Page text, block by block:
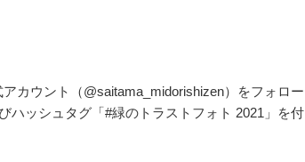
カウント（@saitama_midorishizen）をフォロー
ハッシュタグ「#緑のトラストフォト 2021」を付